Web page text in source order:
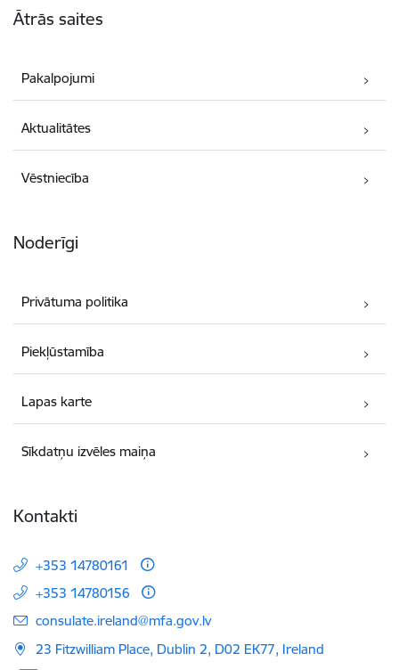
Ātrās saites
Pakalpojumi
Aktualitātes
Vēstniecība
Noderīgi
Privātuma politika
Piekļūstamība
Lapas karte
Sīkdatņu izvēles maiņa
Kontakti
+353 14780161
+353 14780156
E-pasts:
consulate.ireland@mfa.gov.lv
23 Fitzwilliam Place, Dublin 2, D02 EK77, Ireland